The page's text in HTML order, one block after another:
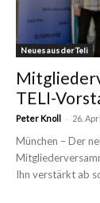
Neues aus der Teli
TELI-
Peter Knoll - 26.
München – Der
Ihn verstärkt ab